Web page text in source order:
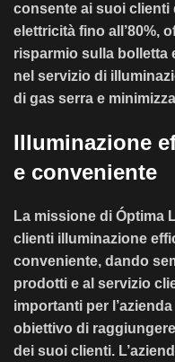
consente ai suoi clienti
elettricità fino all’80%,
risparmio sulla bolletta
nel servizio di
di gas serra e
Illuminazione
e conveniente
La missione di Óptima
clienti illuminazione
conveniente, dando
prodotti e al servizio
importanti per
obiettivo di
dei suoi clienti.